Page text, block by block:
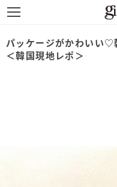
パッケージがかわいい♡
＜韓国現地レポ＞